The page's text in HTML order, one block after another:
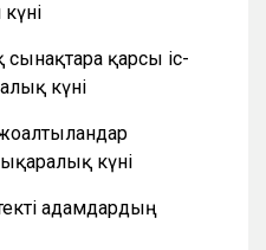
қарсы іс-
күні
күні
адамдардың